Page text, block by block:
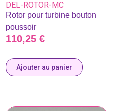
DEL-ROTOR-MC
Rotor pour turbine bouton
poussoir
110,25 €
Ajouter au panier